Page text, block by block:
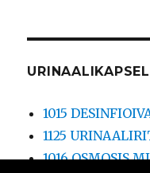
1015
1125
1016 OSMOSIS